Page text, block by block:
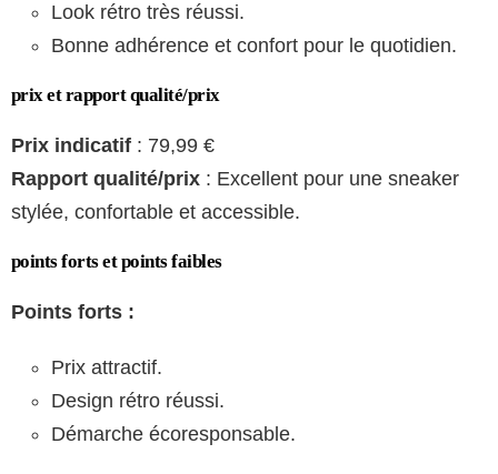
Look rétro très réussi.
Bonne adhérence et confort pour le quotidien.
prix et rapport qualité/prix
Prix indicatif : 79,99 €
Rapport qualité/prix : Excellent pour une sneaker
stylée, confortable et accessible.
points forts et points faibles
Points forts :
Prix attractif.
Design rétro réussi.
Démarche écoresponsable.